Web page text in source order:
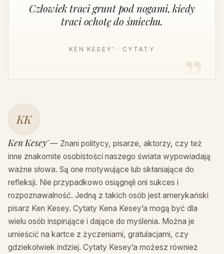
Człowiek traci grunt pod nogami, kiedy
traci ochotę do śmiechu.
KEN KESEY' · CYTATY
KK
Ken Kesey'— Znani politycy, pisarze, aktorzy, czy też
inne znakomite osobistości naszego świata wypowiadają
ważne słowa. Są one motywujące lub skłaniające do
refleksji. Nie przypadkowo osiągnęli oni sukces i
rozpoznawalność. Jedną z takich osób jest amerykański
pisarz Ken Kesey. Cytaty Kena Kesey’a mogą być dla
wielu osób inspirujące i dające do myślenia. Można je
umieścić na kartce z życzeniami, gratulacjami, czy
gdziekolwiek indziej. Cytaty Kesey’a możesz również